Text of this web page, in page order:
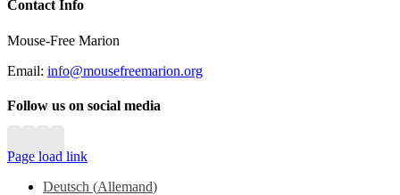
Close
Bar
Contact Info
Mouse-Free Marion
Email: info@mousefreemarion.org
Follow us on social media
Page load link
Deutsch (Allemand)